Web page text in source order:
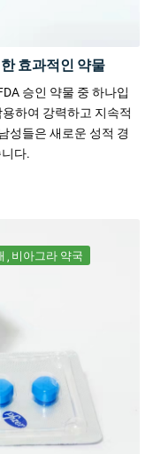
효과적인 약물
승인 약물 중 하나입
하여 강력하고 지속적
성들은 새로운 성적 경
다.
비아그라 약국